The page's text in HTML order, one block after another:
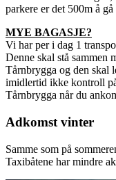
parkere er det 500m å
MYE BAGASJE?
Vi har per i dag 1
Denne skal stå sammen
Tårnbrygga og den skal
imidlertid ikke kontroll
Tårnbrygga når du
Adkomst vinter
Samme som på
Taxibåtene har mindre